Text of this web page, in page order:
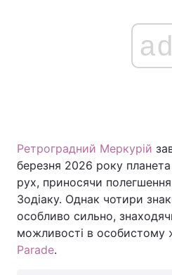
ad
Ретроградний Меркурій
березня 2026 року
рух, приносячи полегшення
Зодіаку. Однак чотири
особливо сильно,
можливості в особистому
Parade.